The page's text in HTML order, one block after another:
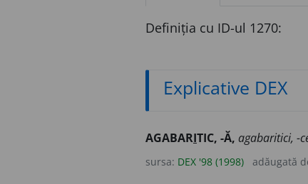
Definiția cu ID-ul 1270:
Explicative DEX
AGABARITIC, -Ă, agabaritici, -
sursa: DEX '98 (1998) adăugată